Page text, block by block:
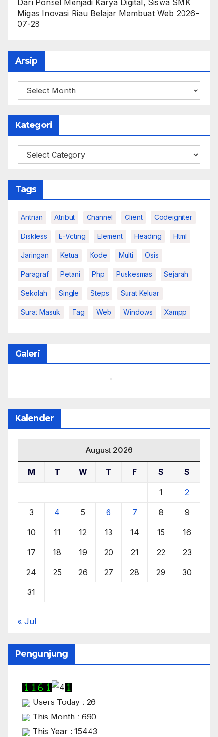
Dari Ponsel Menjadi Karya Digital, Siswa SMK
Migas Inovasi Riau Belajar Membuat Web 2026-
07-28
Arsip
Arsip
Kategori
Kategori
Tags
Antrian Atribut Channel Client Codeigniter
Diskless E-Voting Element Heading Html
Jaringan Ketua Kode Multi Osis
Paragraf Petani Php Puskesmas Sejarah
Sekolah Single Steps Surat Keluar
Surat Masuk Tag Web Windows Xampp
Galeri
Kalender
August 2026
M T W T F S S
1 2
3 4 5 6 7 8 9
10 11 12 13 14 15 16
17 18 19 20 21 22 23
24 25 26 27 28 29 30
31
« Jul
Pengunjung
Users Today : 26
This Month : 690
This Year : 15443